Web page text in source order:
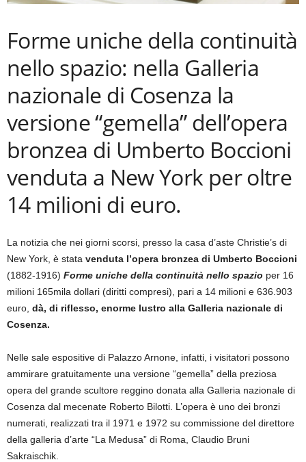
Forme uniche della continuità
nello spazio: nella Galleria
nazionale di Cosenza la
versione “gemella” dell’opera
bronzea di Umberto Boccioni
venduta a New York per oltre
14 milioni di euro.
La notizia che nei giorni scorsi, presso la casa d’aste Christie’s di
New York, è stata venduta l’opera bronzea di Umberto Boccioni
(1882-1916) Forme uniche della continuità nello spazio per 16
milioni 165mila dollari (diritti compresi), pari a 14 milioni e 636.903
euro, dà, di riflesso, enorme lustro alla Galleria nazionale di
Cosenza.
Nelle sale espositive di Palazzo Arnone, infatti, i visitatori possono
ammirare gratuitamente una versione “gemella” della preziosa
opera del grande scultore reggino donata alla Galleria nazionale di
Cosenza dal mecenate Roberto Bilotti. L’opera è uno dei bronzi
numerati, realizzati tra il 1971 e 1972 su commissione del direttore
della galleria d’arte “La Medusa” di Roma, Claudio Bruni
Sakraischik.